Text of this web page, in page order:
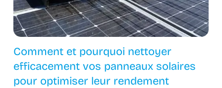
Comment et pourquoi nettoyer
efficacement vos panneaux solaires
pour optimiser leur rendement